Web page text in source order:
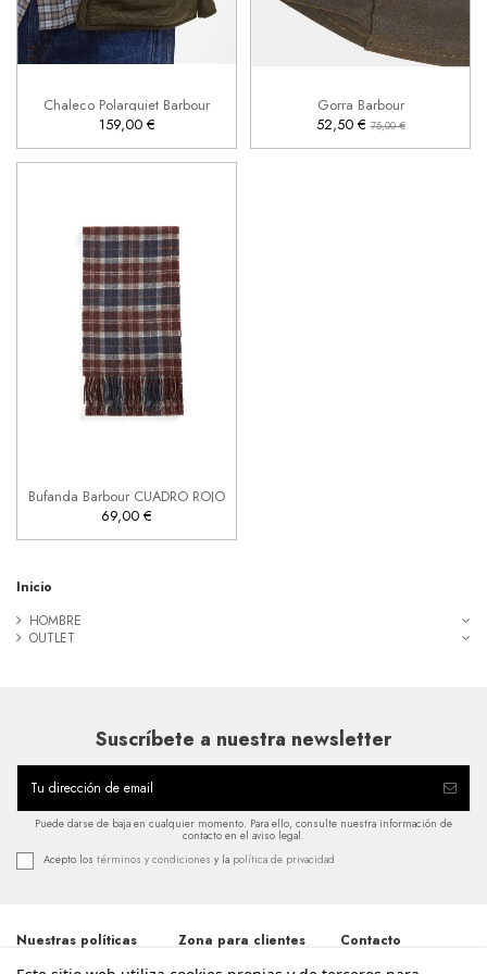
Chaleco Polarquiet Barbour
159,00 €
L
 Añadir al carrito
Gorra Barbour
52,50 €75,00 €
Añadir al carrito
Bufanda Barbour CUADRO ROJO
69,00 €
 Añadir al carrito
Inicio
HOMBRE
OUTLET
Suscríbete a nuestra newsletter
Puede darse de baja en cualquier momento. Para ello, consulte nuestra información de
contacto en el aviso legal.
Acepto los términos y condiciones y la política de privacidad
Nuestras políticas
Zona para clientes
Contacto